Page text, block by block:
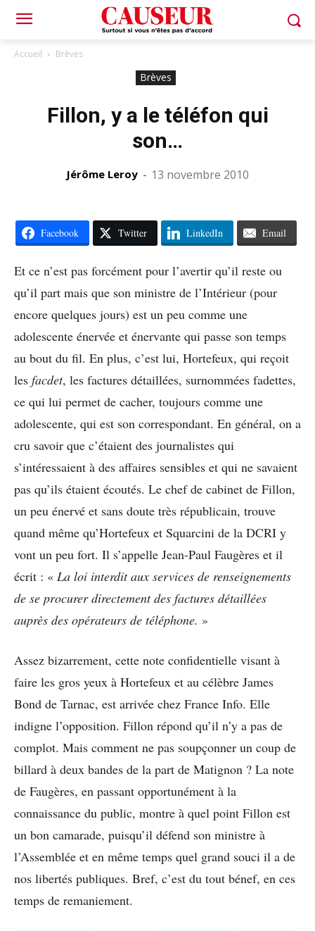
Accueil Brèves
Brèves
Fillon, y a le téléfon qui
son…
Jérôme Leroy - 13 novembre 2010
Facebook Twitter LinkedIn Email
Et ce n’est pas forcément pour l’avertir qu’il reste ou
qu’il part mais que son ministre de l’Intérieur (pour
encore quelques jours) est un peu comme une
adolescente énervée et énervante qui passe son temps
au bout du fil. En plus, c’est lui, Hortefeux, qui reçoit
les facdet, les factures détaillées, surnommées fadettes,
ce qui lui permet de cacher, toujours comme une
adolescente, qui est son correspondant. En général, on a
cru savoir que c’étaient des journalistes qui
s’intéressaient à des affaires sensibles et qui ne savaient
pas qu’ils étaient écoutés. Le chef de cabinet de Fillon,
un peu énervé et sans doute très républicain, trouve
quand même qu’Hortefeux et Squarcini de la DCRI y
vont un peu fort. Il s’appelle Jean-Paul Faugères et il
écrit : « La loi interdit aux services de renseignements
de se procurer directement des factures détaillées
auprès des opérateurs de téléphone. »
Assez bizarrement, cette note confidentielle visant à
faire les gros yeux à Hortefeux et au célèbre James
Bond de Tarnac, est arrivée chez France Info. Elle
indigne l’opposition. Fillon répond qu’il n’y a pas de
complot. Mais comment ne pas soupçonner un coup de
billard à deux bandes de la part de Matignon ? La note
de Faugères, en passant opportunément à la
connaissance du public, montre à quel point Fillon est
un bon camarade, puisqu’il défend son ministre à
l’Assemblée et en même temps quel grand souci il a de
nos libertés publiques. Bref, c’est du tout bénef, en ces
temps de remaniement.